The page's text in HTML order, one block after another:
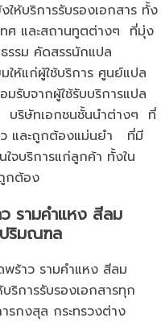
ห้บริการรับรองเอกสาร ทั้ง
ทศ และสถานทูตต่างๆ ที่มุ่ง
รรม คัดสรรนักแปล
ให้แก่ผู้ใช้บริการ ศูนย์แปล
มรับจากผู้ใช้รับบริการแปล
บริษัทเอกชนชั้นนำต่างๆ ที่
ว และถูกต้องแม่นยำ ที่มี
จบริการแก่ลูกค้า ทั้งใน
กต้อง
รามคำแหง สีลม
ริมณฑล
พร้าว รามคำแหง สีลม
ริการรับรองเอกสารทุก
รกงสุล กระทรวงต่าง